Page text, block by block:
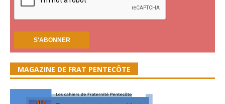
MAGAZINE DE FRAT PENTECÔTE